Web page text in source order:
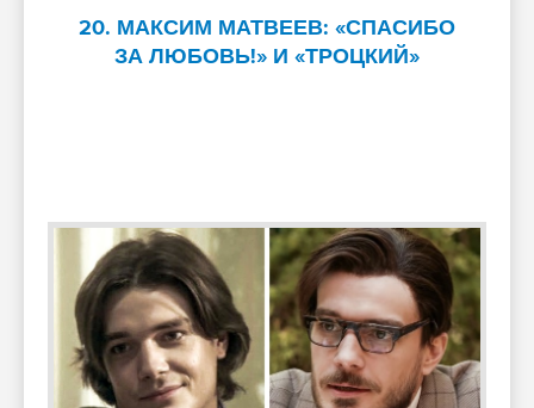
20. МАКСИМ МАТВЕЕВ: «СПАСИБО
ЗА ЛЮБОВЬ!» И «ТРОЦКИЙ»